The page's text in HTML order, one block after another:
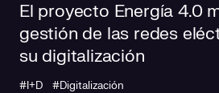
El proyecto Energía 4.0
gestión de las redes
su digitalización
#I+D #Digitalización